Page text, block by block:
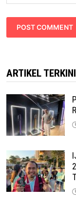
ARTIKEL TERKINI